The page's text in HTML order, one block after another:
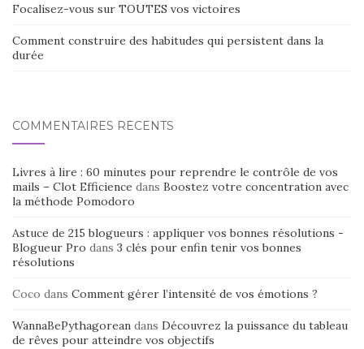
Focalisez-vous sur TOUTES vos victoires
Comment construire des habitudes qui persistent dans la
durée
COMMENTAIRES RÉCENTS
Livres à lire : 60 minutes pour reprendre le contrôle de vos
mails – Clot Efficience dans Boostez votre concentration avec
la méthode Pomodoro
Astuce de 215 blogueurs : appliquer vos bonnes résolutions -
Blogueur Pro dans 3 clés pour enfin tenir vos bonnes
résolutions
Coco dans Comment gérer l’intensité de vos émotions ?
WannaBePythagorean dans Découvrez la puissance du tableau
de rêves pour atteindre vos objectifs